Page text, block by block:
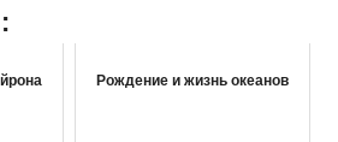
Рождение и жизнь океанов